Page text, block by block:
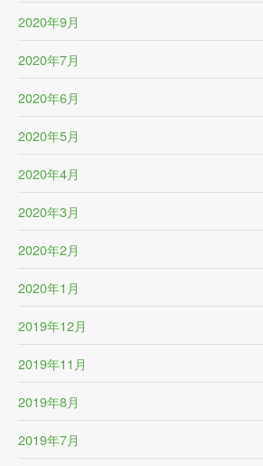
2020年9月
2020年7月
2020年6月
2020年5月
2020年4月
2020年3月
2020年2月
2020年1月
2019年12月
2019年11月
2019年8月
2019年7月